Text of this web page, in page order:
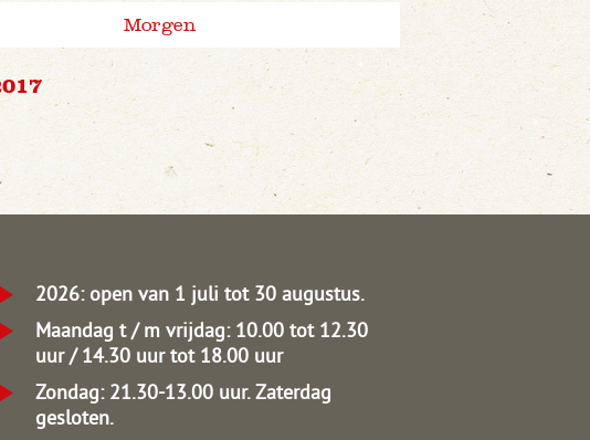
Morgen
2026: open van 1 juli tot 30 augustus.
Maandag t / m vrijdag: 10.00 tot 12.30
uur / 14.30 uur tot 18.00 uur
Zondag: 21.30-13.00 uur.Zaterdag
gesloten.